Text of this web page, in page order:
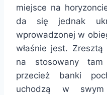
miejsce na
da się jednak
wprowadzonej w
właśnie jest.
na stosowany
przecież banki
uchodzą w